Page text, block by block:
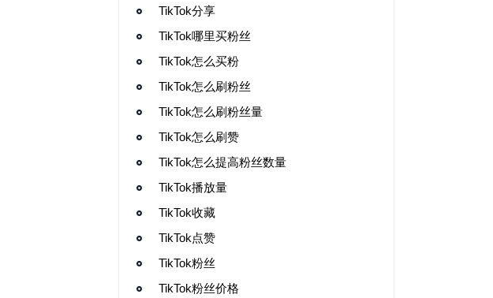
TikTok分享
TikTok哪里买粉丝
TikTok怎么买粉
TikTok怎么刷粉丝
TikTok怎么刷粉丝量
TikTok怎么刷赞
TikTok怎么提高粉丝数量
TikTok播放量
TikTok收藏
TikTok点赞
TikTok粉丝
TikTok粉丝价格